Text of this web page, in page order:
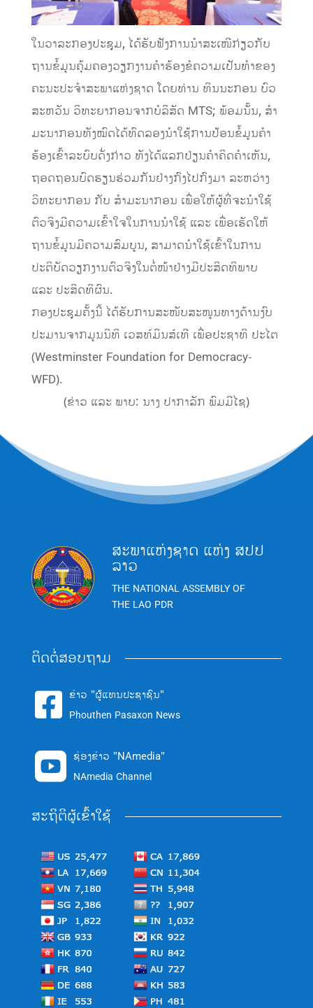
ໃນວາລະກອງປະຊຸມ, ໄດ້ຮັບຟັງການນຳສະເໜີກ່ຽວກັບ
ຖານຂໍ້ມູນຄຸ້ມຄອງວຽກງານຄໍາຮ້ອງຂໍຄວາມເປັນທໍາຂອງ
ຄະນະປະຈໍາສະພາແຫ່ງຊາດ ໂດຍທ່ານ ທິນນະກອນ ບົວ
ສະຫວັນ ວິທະຍາກອນຈາກບໍລິສັດ MTS; ພ້ອມນັ້ນ, ສຳ
ມະນາກອນທັງໝົດໄດ້ທົດລອງນຳໃຊ້ການປ້ອນຂໍ້ມູນຄຳ
ຮ້ອງເຂົ້າລະບົບດັ່ງກ່າວ ທັງໄດ້ແລກປ່ຽນຄຳຄິດຄຳເຫັນ,
ຖອດຖອນບົດຮຽນຮ່ວມກັນຢ່າງກົງໄປກົງມາ ລະຫວ່າງ
ວິທະຍາກອນ ກັບ ສຳມະນາກອນ ເພື່ອໃຫ້ຜູ້ທີ່ຈະນຳໃຊ້
ຕົວຈິງມີຄວາມເຂົ້າໃຈໃນການນຳໃຊ້ ແລະ ເພື່ອເຮັດໃຫ້
ຖານຂໍ້ມູນມີຄວາມສົມບູນ, ສາມາດນໍາໃຊ້ເຂົ້າໃນການ
ປະຕິບັດວຽກງານຕົວຈິງໃນຕໍ່ໜ້າຢ່າງມີປະສິດທິພາບ
ແລະ ປະສິດທິຜົນ.
ກອງປະຊຸມຄັ້ງນີ້ ໄດ້ຮັບການສະໜັບສະໜູນທາງດ້ານງົບ
ປະມານຈາກມູນນິທິ ເວສທ໌ມິນສ໌ເທີ ເພື່ອປະຊາທິ ປະໄຕ
(Westminster Foundation for Democracy-
WFD).
(ຂ່າວ ແລະ ພາບ: ນາງ ປາກາລັກ ພົມມີໄຊ)
ສະພາແຫ່ງຊາດ ແຫ່ງ ສປປ
ລາວ
THE NATIONAL ASSEMBLY OF
THE LAO PDR
ຕິດຕໍ່ສອບຖາມ
 ຂ່າວ "ຜູ້ແທນປະຊາຊົນ"
Phouthen Pasaxon News
 ຊ່ອງຂ່າວ "NAmedia"
NAmedia Channel
ສະຖິຕິຜູ້ເຂົ້າໃຊ້